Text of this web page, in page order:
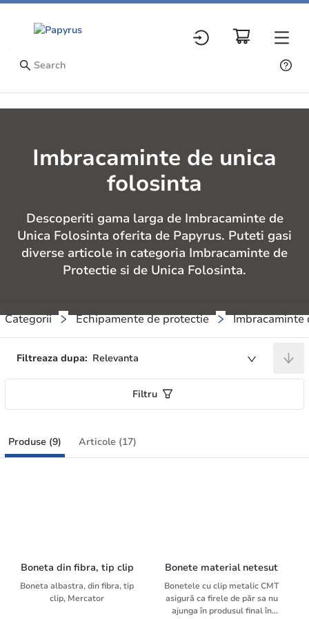
Imbracaminte de unica
folosinta
Descoperiti gama larga de Imbracaminte de
Unica Folosinta oferita de Papyrus. Puteti gasi
diverse articole in categoria Imbracaminte de
Protectie si de Unica Folosinta.
Categorii Echipamente de protectie Imbracaminte
Filtreaza dupa: Relevanta
Filtru
Produse (9) Articole (17)
Boneta din fibra, tip clip
Boneta albastra, din fibra, tip
clip, Mercator
Bonete material netesut
Bonetele cu clip metalic CMT
asigură ca firele de păr sa nu
ajunga în produsul final în